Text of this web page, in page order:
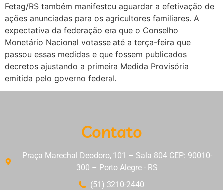
Fetag/RS também manifestou aguardar a efetivação de
ações anunciadas para os agricultores familiares. A
expectativa da federação era que o Conselho
Monetário Nacional votasse até a terça-feira que
passou essas medidas e que fossem publicados
decretos ajustando a primeira Medida Provisória
emitida pelo governo federal.
Contato
Praça Marechal Deodoro, 101 – Sala 804 CEP: 90010-
300 – Porto Alegre - RS
(51) 3210-2440